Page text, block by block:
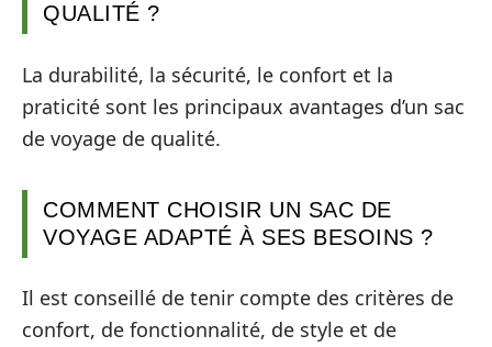
QUALITÉ ?
La durabilité, la sécurité, le confort et la
praticité sont les principaux avantages d’un sac
de voyage de qualité.
COMMENT CHOISIR UN SAC DE
VOYAGE ADAPTÉ À SES BESOINS ?
Il est conseillé de tenir compte des critères de
confort, de fonctionnalité, de style et de